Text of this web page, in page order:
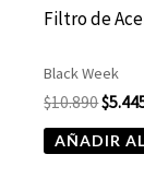
Filtro de
Black Week
$10.890$
AÑADIR